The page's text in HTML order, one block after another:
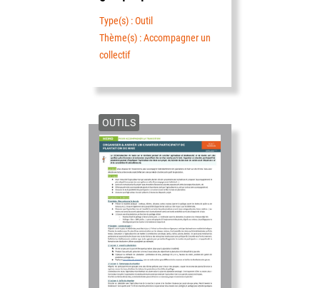
Type(s) : Outil
Thème(s) : Accompagner un
collectif
OUTILS